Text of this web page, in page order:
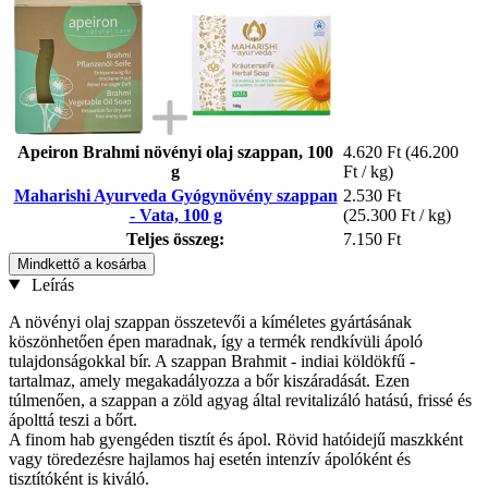
Apeiron Brahmi növényi olaj szappan, 100
g
4.620 Ft (46.200
Ft / kg)
Maharishi Ayurveda Gyógynövény szappan
- Vata, 100 g
2.530 Ft
(25.300 Ft / kg)
Teljes összeg:
7.150 Ft
Mindkettő a kosárba
Leírás
A növényi olaj szappan összetevői a kíméletes gyártásának
köszönhetően épen maradnak, így a termék rendkívüli ápoló
tulajdonságokkal bír. A szappan Brahmit - indiai köldökfű -
tartalmaz, amely megakadályozza a bőr kiszáradását. Ezen
túlmenően, a szappan a zöld agyag által revitalizáló hatású, frissé és
ápolttá teszi a bőrt.
A finom hab gyengéden tisztít és ápol. Rövid hatóidejű maszkként
vagy töredezésre hajlamos haj esetén intenzív ápolóként és
tisztítóként is kiváló.